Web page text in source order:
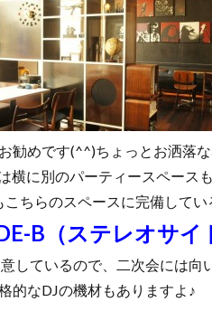
勧めです(^^)ちょっとお洒落
横に別のパーティースペース
ちらのスペースに完備して
B（ステレオサイ
しているので、二次会には向
的なDJの機材もありますよ♪